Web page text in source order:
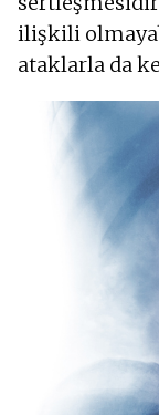
ilişkili
ataklarla da